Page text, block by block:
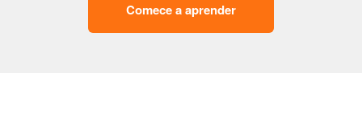
Comece a aprender